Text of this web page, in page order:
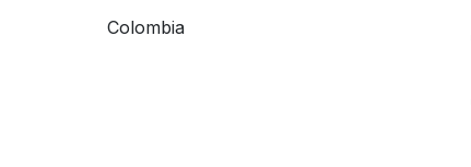
Colombia